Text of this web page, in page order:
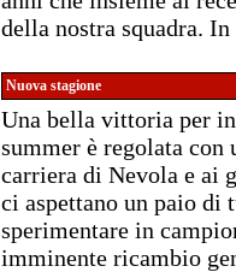
della nostra squadra.
Nuova stagione
Una bella vittoria per
summer è regolata
carriera di Nevola e ai
ci aspettano un paio di
sperimentare in
imminente ricambio